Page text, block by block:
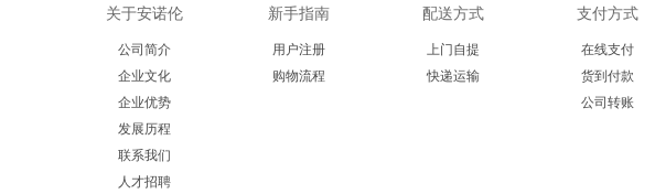
关于安诺伦
公司简介
企业文化
企业优势
发展历程
联系我们
人才招聘
新手指南
用户注册
购物流程
配送方式
上门自提
快递运输
支付方式
在线支付
货到付款
公司转账